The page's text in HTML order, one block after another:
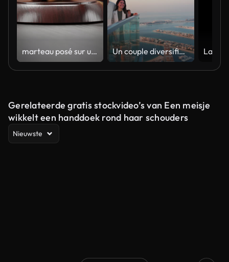
marteau posé sur une table devant une étagère de livres de droit. Un couple diversifié profitant de la vue sur le coucher de soleil depuis la terrasse aérienne de la hauteur surplombant Palm Jumeirah
Gerelateerde gratis stockvideo’s van Een meisje
wikkelt een handdoek rond haar schouders
Nieuwste